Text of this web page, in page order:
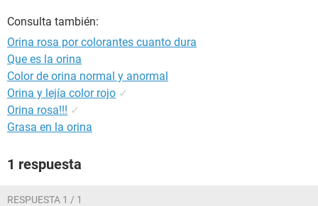
Consulta también:
Orina rosa por colorantes cuanto dura
Que es la orina
Color de orina normal y anormal
Orina y lejía color rojo ✓
Orina rosa!!! ✓
Grasa en la orina
1 respuesta
RESPUESTA 1 / 1